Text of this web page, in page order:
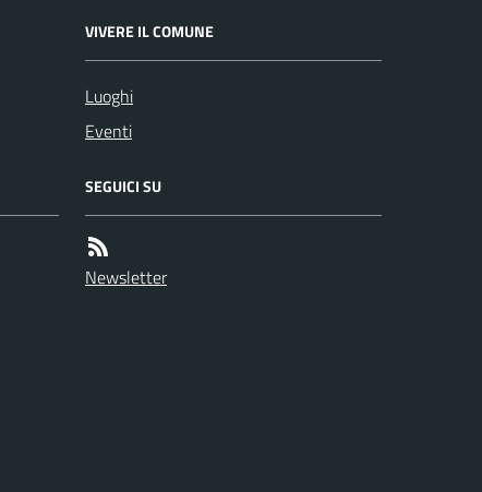
VIVERE IL COMUNE
Luoghi
Eventi
SEGUICI SU
Newsletter